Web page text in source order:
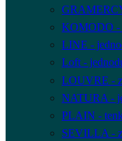
KOMODO -
LINE -
Loft -
LOUVRE -
NATURA -
PLAIN -
SEVILLA -